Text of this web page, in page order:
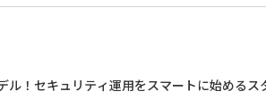
！​セキュリティ運用をスマートに始めるス